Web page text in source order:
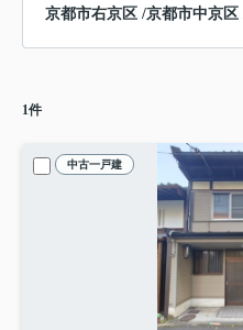
京都市右京区 /京都市中京区
1件
中古一戸建